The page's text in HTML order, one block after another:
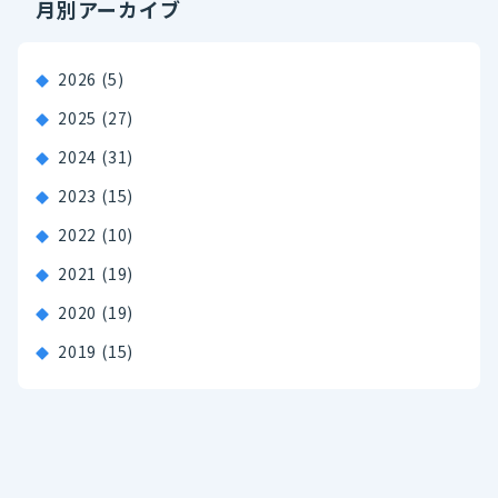
月別アーカイブ
2026 (5)
2025 (27)
2024 (31)
2023 (15)
2022 (10)
2021 (19)
2020 (19)
2019 (15)